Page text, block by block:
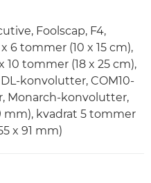
Foolscap, F4,
6 tommer (10 x 15 cm),
10 tommer (18 x 25 cm),
konvolutter, COM10-
Monarch-konvolutter,
mm), kvadrat 5 tommer
x 91 mm)